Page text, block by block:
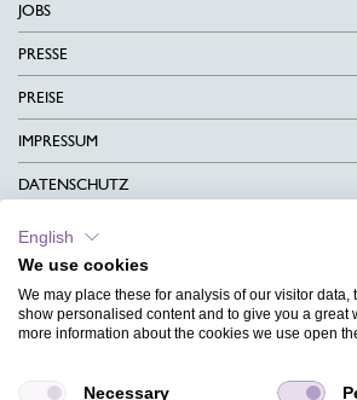
JOBS
PRESSE
PREISE
IMPRESSUM
DATENSCHUTZ
KONTAKT
AGB
CHARITY
English
We use cookies
We may place these for analysis of our visitor data,
show personalised content and to give you a great
more information about the cookies we use open
Necessary